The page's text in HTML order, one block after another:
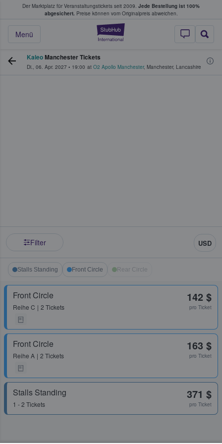
Der Marktplatz für Veranstaltungstickets seit 2009. Jede Bestellung ist 100%
abgesichert. Preise können vom Originalpreis abweichen.
StubHub - Wo
Menü
Tickets kaufen & verkaufen
KaleoManchester Tickets
Di., 06. Apr. 2027 • 19:00 at O2 Apollo Manchester, Manchester, Lancashire
Filter USD
Stalls Standing Front Circle Rear Circle
Front Circle
Reihe C 2 Tickets
142 $
pro Ticket
Front Circle
Reihe A 2 Tickets
163 $
pro Ticket
Stalls Standing
1 - 2 Tickets
371 $
pro Ticket